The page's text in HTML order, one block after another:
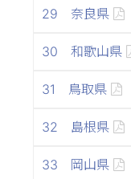
29 奈良県
30 和歌山県
31 鳥取県
32 島根県
33 岡山県